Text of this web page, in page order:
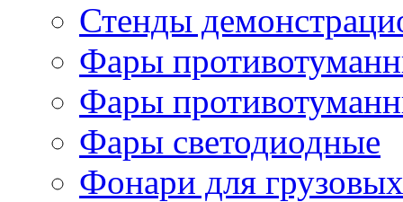
Стенды
Фары
Фары
Фары светодиодные
Фонари для